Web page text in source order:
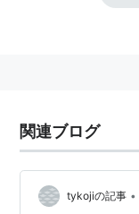
『ポケットモン
メインは『ダイ
関連ブログ
tykojiの記事 •